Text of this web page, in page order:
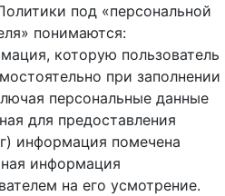
под «персональной
понимаются:
которую пользователь
при заполнении
персональные данные
для предоставления
информация помечена
информация
на его усмотрение.